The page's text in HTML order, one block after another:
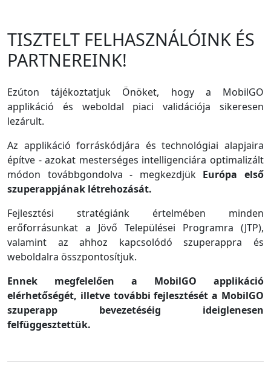
TISZTELT FELHASZNÁLÓINK ÉS
PARTNEREINK!
Ezúton tájékoztatjuk Önöket, hogy a MobilGO
applikáció és weboldal piaci validációja sikeresen
lezárult.
Az applikáció forráskódjára és technológiai alapjaira
építve - azokat mesterséges intelligenciára optimalizált
módon továbbgondolva - megkezdjük Európa első
szuperappjának létrehozását.
Fejlesztési stratégiánk értelmében minden
erőforrásunkat a Jövő Települései Programra (JTP),
valamint az ahhoz kapcsolódó szuperappra és
weboldalra összpontosítjuk.
Ennek megfelelően a MobilGO applikáció
elérhetőségét, illetve további fejlesztését a MobilGO
szuperapp bevezetéséig ideiglenesen
felfüggesztettük.